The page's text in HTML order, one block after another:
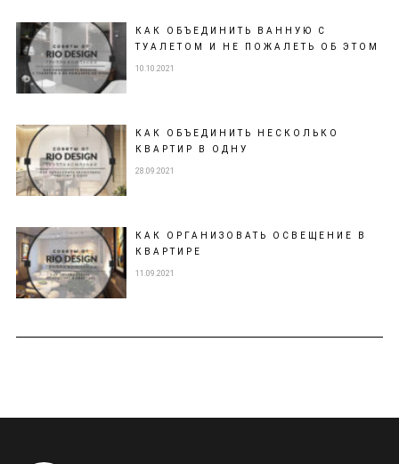
КАК ОБЪЕДИНИТЬ ВАННУЮ С
ТУАЛЕТОМ И НЕ ПОЖАЛЕТЬ ОБ ЭТОМ
10.10.2021
КАК ОБЪЕДИНИТЬ НЕСКОЛЬКО
КВАРТИР В ОДНУ
28.09.2021
КАК ОРГАНИЗОВАТЬ ОСВЕЩЕНИЕ В
КВАРТИРЕ
11.09.2021